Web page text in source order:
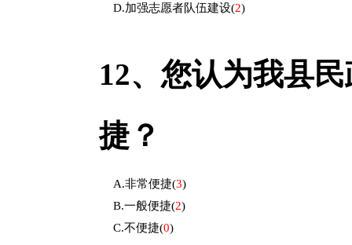
D.加强志愿者队伍建设(2)
12、 您认为我县
捷？
A.非常便捷(3)
B.一般便捷(2)
C.不便捷(0)